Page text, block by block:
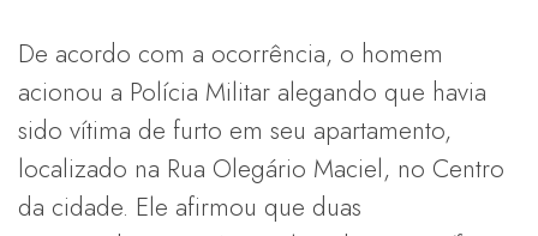
De acordo com a ocorrência, o homem
acionou a Polícia Militar alegando que havia
sido vítima de furto em seu apartamento,
localizado na Rua Olegário Maciel, no Centro
da cidade. Ele afirmou que duas